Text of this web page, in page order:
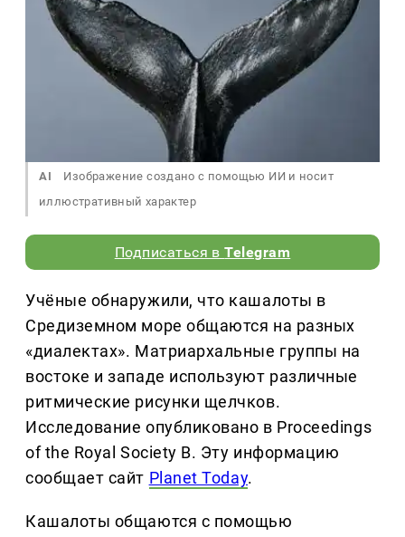
AI
Изображение создано с помощью ИИ и носит
иллюстративный характер
Подписаться вTelegram
Учёные обнаружили, что кашалоты в
Средиземном море общаются на разных
«диалектах». Матриархальные группы на
востоке и западе используют различные
ритмические рисунки щелчков.
Исследование опубликовано в Proceedings
of the Royal Society B. Эту информацию
сообщает сайт Planet Today.
Кашалоты общаются с помощью